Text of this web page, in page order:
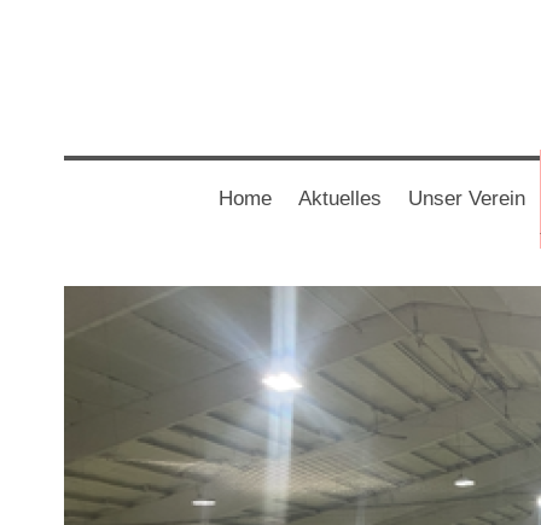
Home Aktuelles Unser Verein